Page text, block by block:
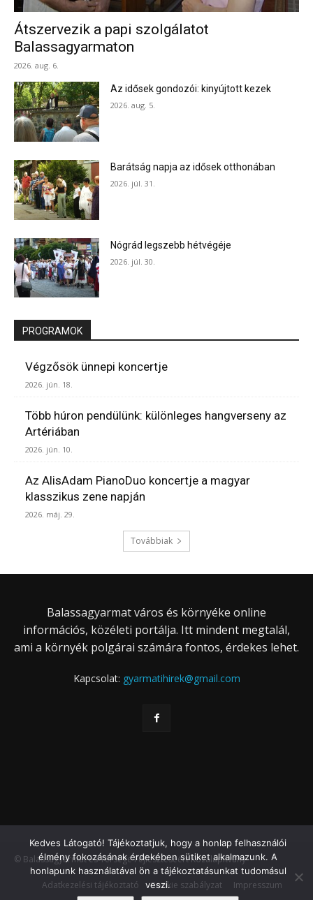
Átszervezik a papi szolgálatot
Balassagyarmaton
2026. aug. 6.
Az idősek gondozói: kinyújtott kezek
2026. aug. 5.
Barátság napja az idősek otthonában
2026. júl. 31.
Nógrád legszebb hétvégéje
2026. júl. 30.
PROGRAMOK
Végzősök ünnepi koncertje
2026. jún. 18.
Több húron pendülünk: különleges hangverseny az
Artériában
2026. jún. 10.
Az AlisAdam PianoDuo koncertje a magyar
klasszikus zene napján
2026. máj. 29.
Továbbiak
Balassagyarmat város és környéke online
információs, közéleti portálja. Itt mindent megtalál,
ami a környék polgárai számára fontos, érdekes lehet.
Kapcsolat: gyarmatihirek@gmail.com
© Balassagyarmat és Térsége Fejlesztéséért Közalapítvány
Adatkezelési tájékoztató Cookie szabályzat Impresszum
Kedves Látogató! Tájékoztatjuk, hogy a honlap felhasználói
élmény fokozásának érdekében sütiket alkalmazunk. A
honlapunk használatával ön a tájékoztatásunkat tudomásul
veszi.